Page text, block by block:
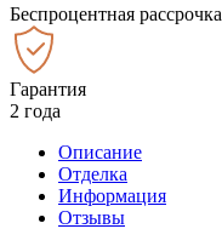
Беспроцентная рассрочка
Гарантия
2 года
Описание
Отделка
Информация
Отзывы